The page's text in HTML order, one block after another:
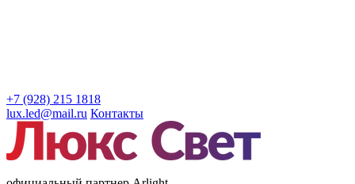
+7 (928) 215 1818
lux.led@mail.ru Контакты